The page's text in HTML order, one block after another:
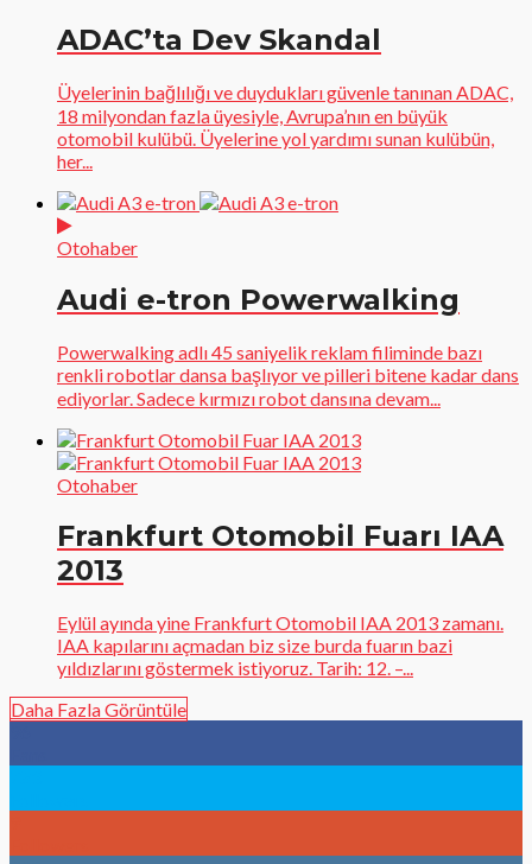
ADAC’ta Dev Skandal
Üyelerinin bağlılığı ve duydukları güvenle tanınan ADAC,
18 milyondan fazla üyesiyle, Avrupa’nın en büyük
otomobil kulübü. Üyelerine yol yardımı sunan kulübün,
her...
Otohaber
Audi e-tron Powerwalking
Powerwalking adlı 45 saniyelik reklam filiminde bazı
renkli robotlar dansa başlıyor ve pilleri bitene kadar dans
ediyorlar. Sadece kırmızı robot dansına devam...
Otohaber
Frankfurt Otomobil Fuarı IAA
2013
Eylül ayında yine Frankfurt Otomobil IAA 2013 zamanı.
IAA kapılarını açmadan biz size burda fuarın bazi
yıldızlarını göstermek istiyoruz. Tarih: 12. –...
Daha Fazla Görüntüle